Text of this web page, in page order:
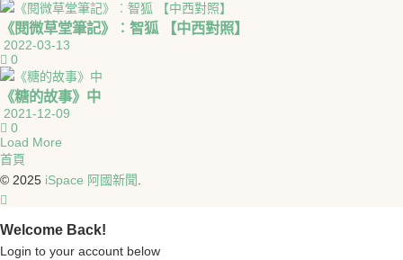
《閱微草堂筆記》︰智狐 【中西對照】
2022-03-13
0
《糖的故事》中
2021-12-09
0
Load More
首頁
© 2025 iSpace 阿國新聞.
Welcome Back!
Login to your account below